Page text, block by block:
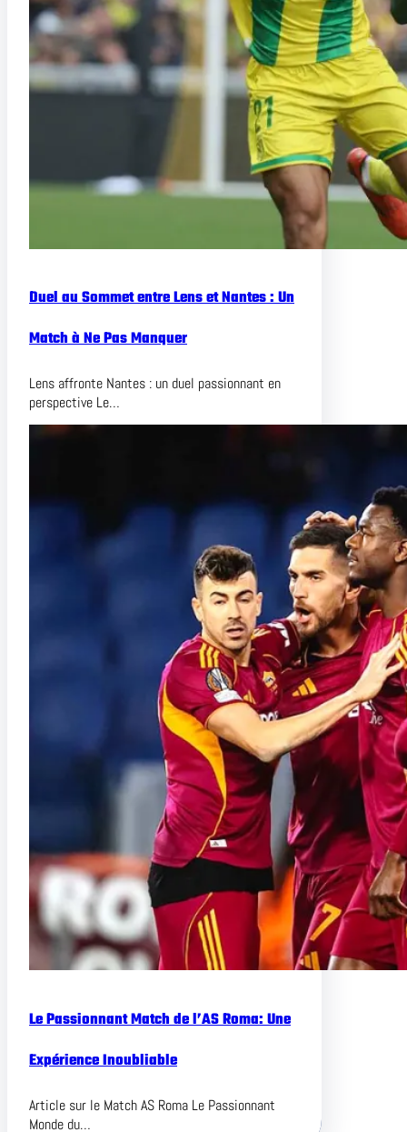
Duel au Sommet entre Lens et Nantes : Un
Match à Ne Pas Manquer
Lens affronte Nantes : un duel passionnant en
perspective Le…
Le Passionnant Match de l’AS Roma: Une
Expérience Inoubliable
Article sur le Match AS Roma Le Passionnant
Monde du…